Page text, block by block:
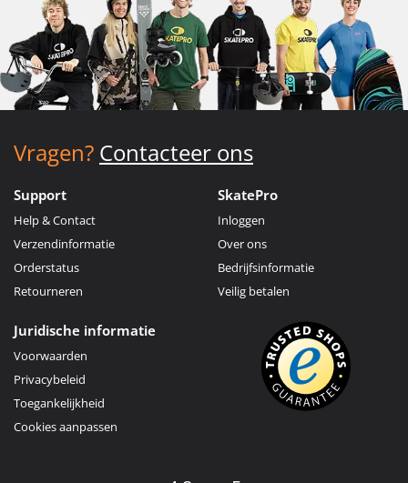
Vragen? Contacteer ons
Support
Help & Contact
Verzendinformatie
Orderstatus
Retourneren
SkatePro
Inloggen
Over ons
Bedrijfsinformatie
Veilig betalen
Juridische informatie
Voorwaarden
Privacybeleid
Toegankelijkheid
Cookies aanpassen